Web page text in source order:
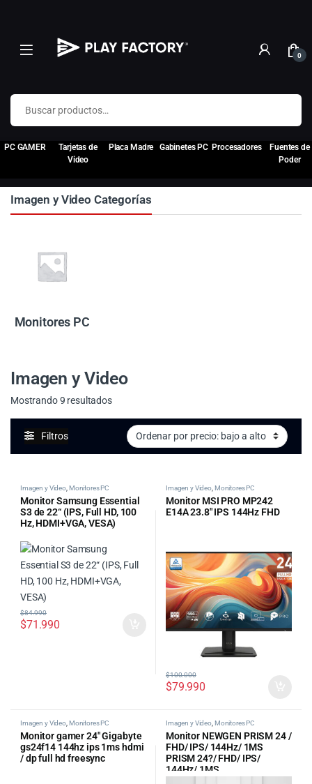
0
Buscar por:
PC GAMER
Tarjetas de
Video
Placa Madre Gabinetes PC Procesadores
Fuentes de
Poder
Imagen y Video Categorías
Monitores PC
Imagen y Video
Mostrando 9 resultadosOrdenado por precio: bajo a alto
Filtros
Imagen y Video Monitores PC
Monitor Samsung Essential
S3 de 22“ (IPS, Full HD, 100
Hz, HDMI+VGA, VESA)
$71.990
$84.990
Imagen y Video Monitores PC
Monitor MSI PRO MP242
E14A 23.8″ IPS 144Hz FHD
$79.990
$100.000
Imagen y Video Monitores PC
Monitor gamer 24″ Gigabyte
gs24f14 144hz ips 1ms hdmi
/ dp full hd freesync
Imagen y Video Monitores PC
Monitor NEWGEN PRISM 24 /
FHD/ IPS/ 144Hz/ 1MS
PRISM 24?/ FHD/ IPS/
144Hz/ 1MS